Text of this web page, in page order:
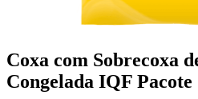
Coxa com Sobrecoxa
Congelada IQF Pacote